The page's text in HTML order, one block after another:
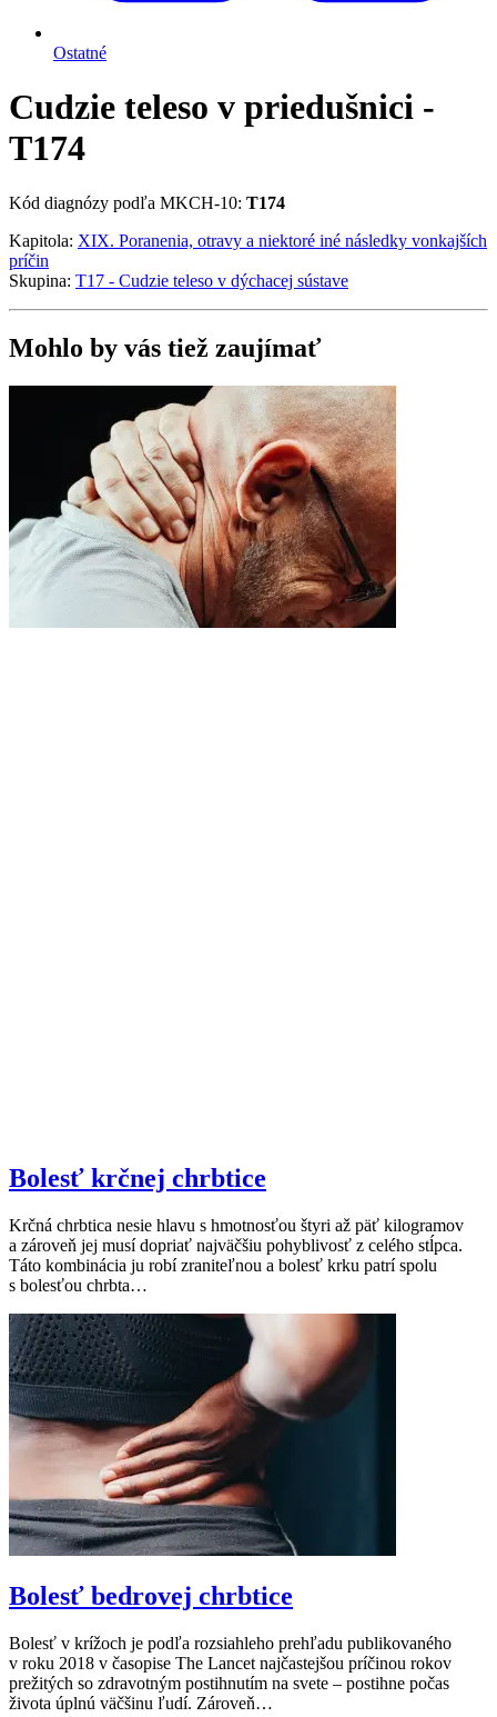
Ostatné
Cudzie teleso v priedušnici -
T174
Kód diagnózy podľa MKCH-10: T174
Kapitola: XIX. Poranenia, otravy a niektoré iné následky vonkajších
príčin
Skupina: T17 - Cudzie teleso v dýchacej sústave
Mohlo by vás tiež zaujímať
Bolesť krčnej chrbtice
Krčná chrbtica nesie hlavu s hmotnosťou štyri až päť kilogramov
a zároveň jej musí dopriať najväčšiu pohyblivosť z celého stĺpca.
Táto kombinácia ju robí zraniteľnou a bolesť krku patrí spolu
s bolesťou chrbta…
Bolesť bedrovej chrbtice
Bolesť v krížoch je podľa rozsiahleho prehľadu publikovaného
v roku 2018 v časopise The Lancet najčastejšou príčinou rokov
prežitých so zdravotným postihnutím na svete – postihne počas
života úplnú väčšinu ľudí. Zároveň…